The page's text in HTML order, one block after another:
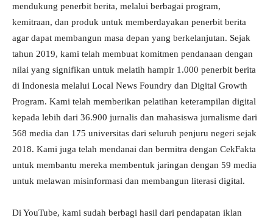
mendukung penerbit berita, melalui berbagai program,
kemitraan, dan produk untuk memberdayakan penerbit berita
agar dapat membangun masa depan yang berkelanjutan. Sejak
tahun 2019, kami telah membuat komitmen pendanaan dengan
nilai yang signifikan untuk melatih hampir 1.000 penerbit berita
di Indonesia melalui Local News Foundry dan Digital Growth
Program. Kami telah memberikan pelatihan keterampilan digital
kepada lebih dari 36.900 jurnalis dan mahasiswa jurnalisme dari
568 media dan 175 universitas dari seluruh penjuru negeri sejak
2018. Kami juga telah mendanai dan bermitra dengan CekFakta
untuk membantu mereka membentuk jaringan dengan 59 media
untuk melawan misinformasi dan membangun literasi digital.
Di YouTube, kami sudah berbagi hasil dari pendapatan iklan